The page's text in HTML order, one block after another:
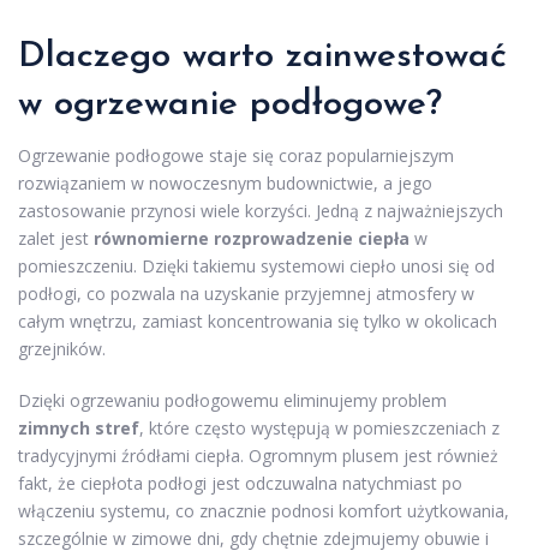
Dlaczego warto zainwestować
w ogrzewanie podłogowe?
Ogrzewanie podłogowe staje się coraz popularniejszym
rozwiązaniem w nowoczesnym budownictwie, a jego
zastosowanie przynosi wiele korzyści. Jedną z najważniejszych
zalet jest równomierne rozprowadzenie ciepła w
pomieszczeniu. Dzięki takiemu systemowi ciepło unosi się od
podłogi, co pozwala na uzyskanie przyjemnej atmosfery w
całym wnętrzu, zamiast koncentrowania się tylko w okolicach
grzejników.
Dzięki ogrzewaniu podłogowemu eliminujemy problem
zimnych stref, które często występują w pomieszczeniach z
tradycyjnymi źródłami ciepła. Ogromnym plusem jest również
fakt, że ciepłota podłogi jest odczuwalna natychmiast po
włączeniu systemu, co znacznie podnosi komfort użytkowania,
szczególnie w zimowe dni, gdy chętnie zdejmujemy obuwie i